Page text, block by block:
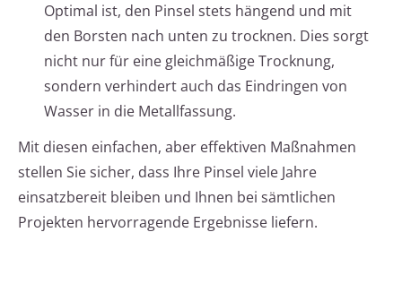
Optimal ist, den Pinsel stets hängend und mit
den Borsten nach unten zu trocknen. Dies sorgt
nicht nur für eine gleichmäßige Trocknung,
sondern verhindert auch das Eindringen von
Wasser in die Metallfassung.
Mit diesen einfachen, aber effektiven Maßnahmen
stellen Sie sicher, dass Ihre Pinsel viele Jahre
einsatzbereit bleiben und Ihnen bei sämtlichen
Projekten hervorragende Ergebnisse liefern.